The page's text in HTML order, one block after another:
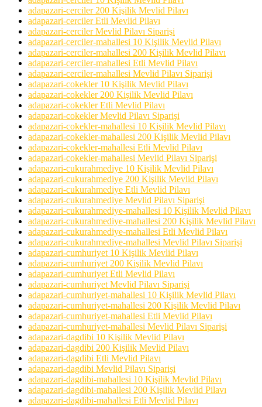
adapazari-cerciler 200 Kişilik Mevlid Pilavı
adapazari-cerciler Etli Mevlid Pilavı
adapazari-cerciler Mevlid Pilavı Siparişi
adapazari-cerciler-mahallesi 10 Kişilik Mevlid Pilavı
adapazari-cerciler-mahallesi 200 Kişilik Mevlid Pilavı
adapazari-cerciler-mahallesi Etli Mevlid Pilavı
adapazari-cerciler-mahallesi Mevlid Pilavı Siparişi
adapazari-cokekler 10 Kişilik Mevlid Pilavı
adapazari-cokekler 200 Kişilik Mevlid Pilavı
adapazari-cokekler Etli Mevlid Pilavı
adapazari-cokekler Mevlid Pilavı Siparişi
adapazari-cokekler-mahallesi 10 Kişilik Mevlid Pilavı
adapazari-cokekler-mahallesi 200 Kişilik Mevlid Pilavı
adapazari-cokekler-mahallesi Etli Mevlid Pilavı
adapazari-cokekler-mahallesi Mevlid Pilavı Siparişi
adapazari-cukurahmediye 10 Kişilik Mevlid Pilavı
adapazari-cukurahmediye 200 Kişilik Mevlid Pilavı
adapazari-cukurahmediye Etli Mevlid Pilavı
adapazari-cukurahmediye Mevlid Pilavı Siparişi
adapazari-cukurahmediye-mahallesi 10 Kişilik Mevlid Pilavı
adapazari-cukurahmediye-mahallesi 200 Kişilik Mevlid Pilavı
adapazari-cukurahmediye-mahallesi Etli Mevlid Pilavı
adapazari-cukurahmediye-mahallesi Mevlid Pilavı Siparişi
adapazari-cumhuriyet 10 Kişilik Mevlid Pilavı
adapazari-cumhuriyet 200 Kişilik Mevlid Pilavı
adapazari-cumhuriyet Etli Mevlid Pilavı
adapazari-cumhuriyet Mevlid Pilavı Siparişi
adapazari-cumhuriyet-mahallesi 10 Kişilik Mevlid Pilavı
adapazari-cumhuriyet-mahallesi 200 Kişilik Mevlid Pilavı
adapazari-cumhuriyet-mahallesi Etli Mevlid Pilavı
adapazari-cumhuriyet-mahallesi Mevlid Pilavı Siparişi
adapazari-dagdibi 10 Kişilik Mevlid Pilavı
adapazari-dagdibi 200 Kişilik Mevlid Pilavı
adapazari-dagdibi Etli Mevlid Pilavı
adapazari-dagdibi Mevlid Pilavı Siparişi
adapazari-dagdibi-mahallesi 10 Kişilik Mevlid Pilavı
adapazari-dagdibi-mahallesi 200 Kişilik Mevlid Pilavı
adapazari-dagdibi-mahallesi Etli Mevlid Pilavı